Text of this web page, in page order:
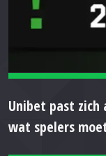
Unibet past zich
wat spelers